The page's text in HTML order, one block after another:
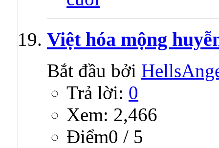
Việt hóa mộng
Bắt đầu bởi
Trả lời: 0
Xem: 2,466
Ðiểm0 / 5